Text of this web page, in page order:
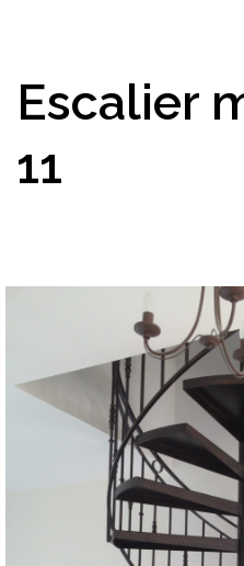
Escalier
11